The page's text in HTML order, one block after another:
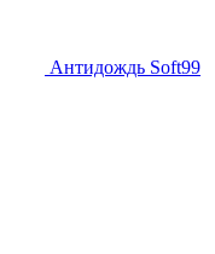
Антидождь Soft99